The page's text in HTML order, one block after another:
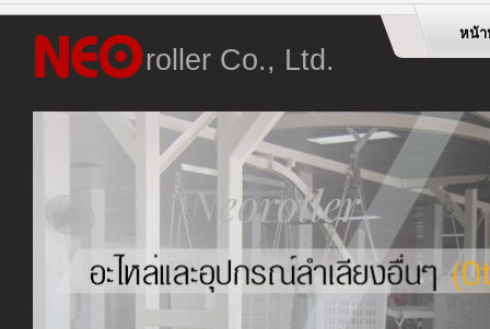
roller Co., Ltd.
หน้า